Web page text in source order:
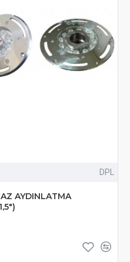
DPL
AYDINLATMA